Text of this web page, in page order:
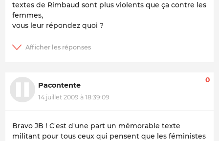
textes de Rimbaud sont plus violents que ça contre les
femmes,
vous leur répondez quoi ?
Pacontente
14 juillet 2009 à 18:39:09
0
Bravo JB ! C'est d'une part un mémorable texte
militant pour tous ceux qui pensent que les féministes